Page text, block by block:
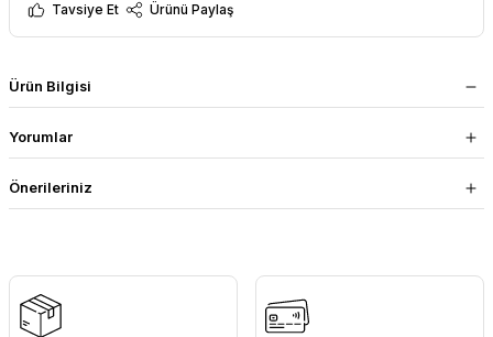
Tavsiye Et
Ürünü Paylaş
Ürün Bilgisi
Yorumlar
Önerileriniz